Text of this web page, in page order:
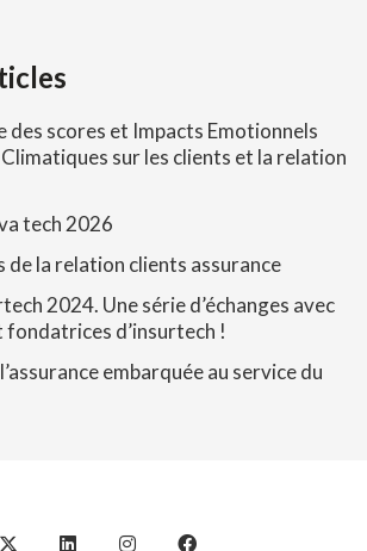
scores et Impacts Emotionnels
sur les clients et la relation
tech 2026
la relation clients assurance
2024. Une série d’échanges avec
d’insurtech !
embarquée au service du